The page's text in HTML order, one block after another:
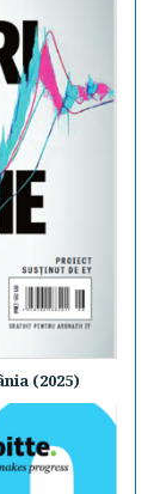
(2025)